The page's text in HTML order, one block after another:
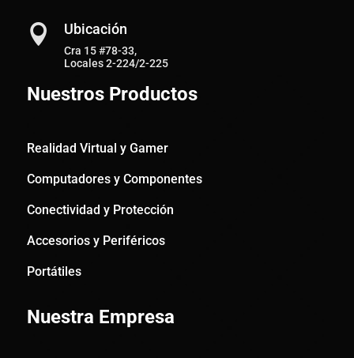
 Ubicación
Cra 15 #78-33,
Locales 2-224/2-225
Nuestros Productos
Realidad Virtual y Gamer
Computadores y Componentes
Conectividad y Protección
Accesorios y Periféricos
Portátiles
Nuestra Empresa